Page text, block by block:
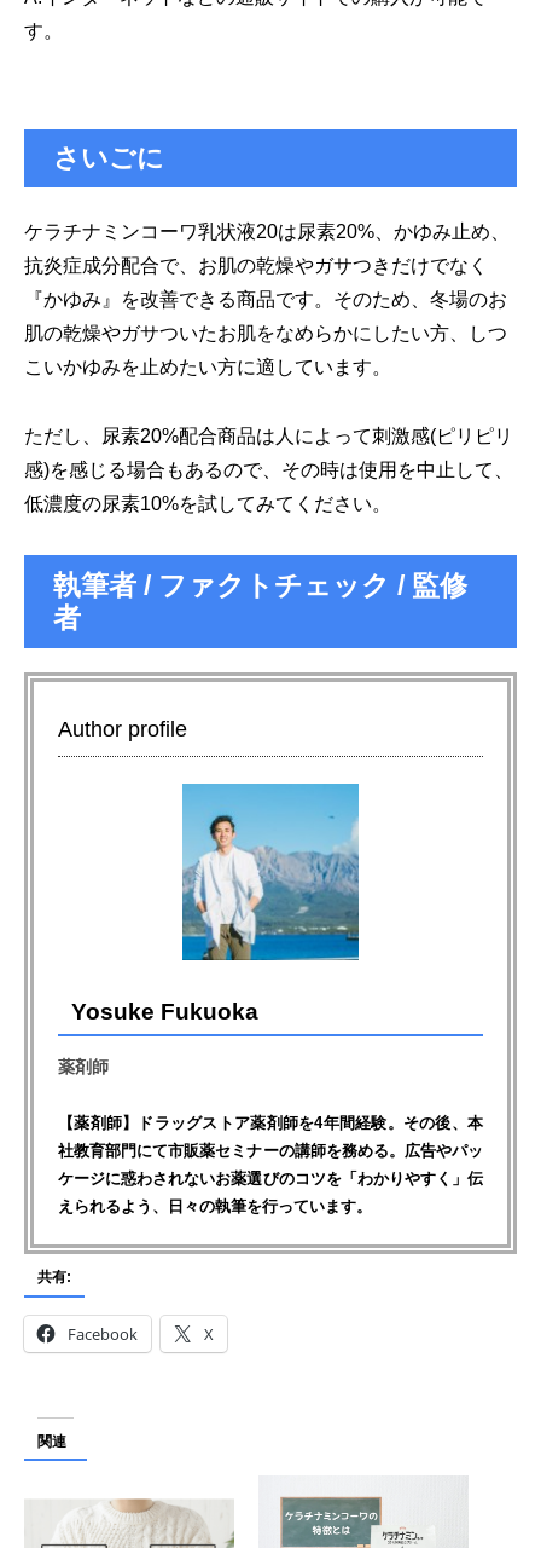
す。
さいごに
ケラチナミンコーワ乳状液20は尿素20%、かゆみ止め、
抗炎症成分配合で、お肌の乾燥やガサつきだけでなく
『かゆみ』を改善できる商品です。そのため、冬場のお
肌の乾燥やガサついたお肌をなめらかにしたい方、しつ
こいかゆみを止めたい方に適しています。
ただし、尿素20%配合商品は人によって刺激感(ピリピリ
感)を感じる場合もあるので、その時は使用を中止して、
低濃度の尿素10%を試してみてください。
執筆者 / ファクトチェック / 監修
者
Author profile
Yosuke Fukuoka
薬剤師
【薬剤師】ドラッグストア薬剤師を4年間経験。その後、本
社教育部門にて市販薬セミナーの講師を務める。広告やパッ
ケージに惑わされないお薬選びのコツを「わかりやすく」伝
えられるよう、日々の執筆を行っています。
共有:
Facebook X
関連